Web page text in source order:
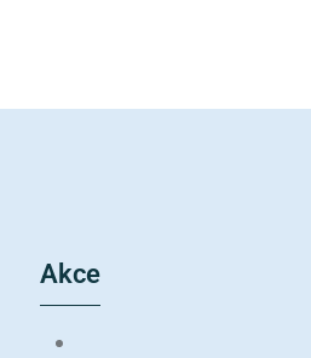
Akce